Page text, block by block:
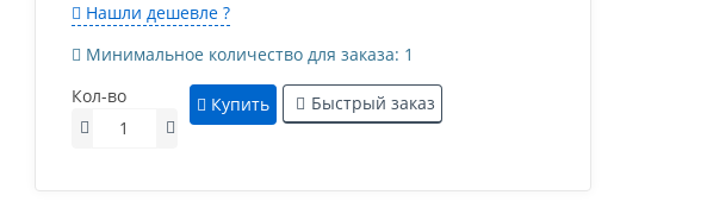
Нашли дешевле ?
Минимальное количество для заказа: 1
Кол-во
Купить Быстрый заказ